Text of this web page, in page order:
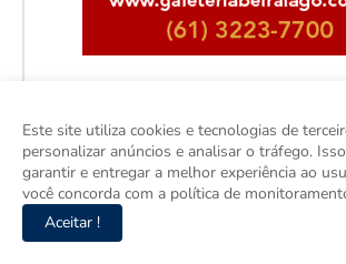
Facebook
Este site utiliza cookies e tecnologias de
personalizar anúncios e analisar o tráfego.
garantir e entregar a melhor experiência ao
você concorda com a política de
Aceitar !